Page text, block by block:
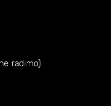
radimo)